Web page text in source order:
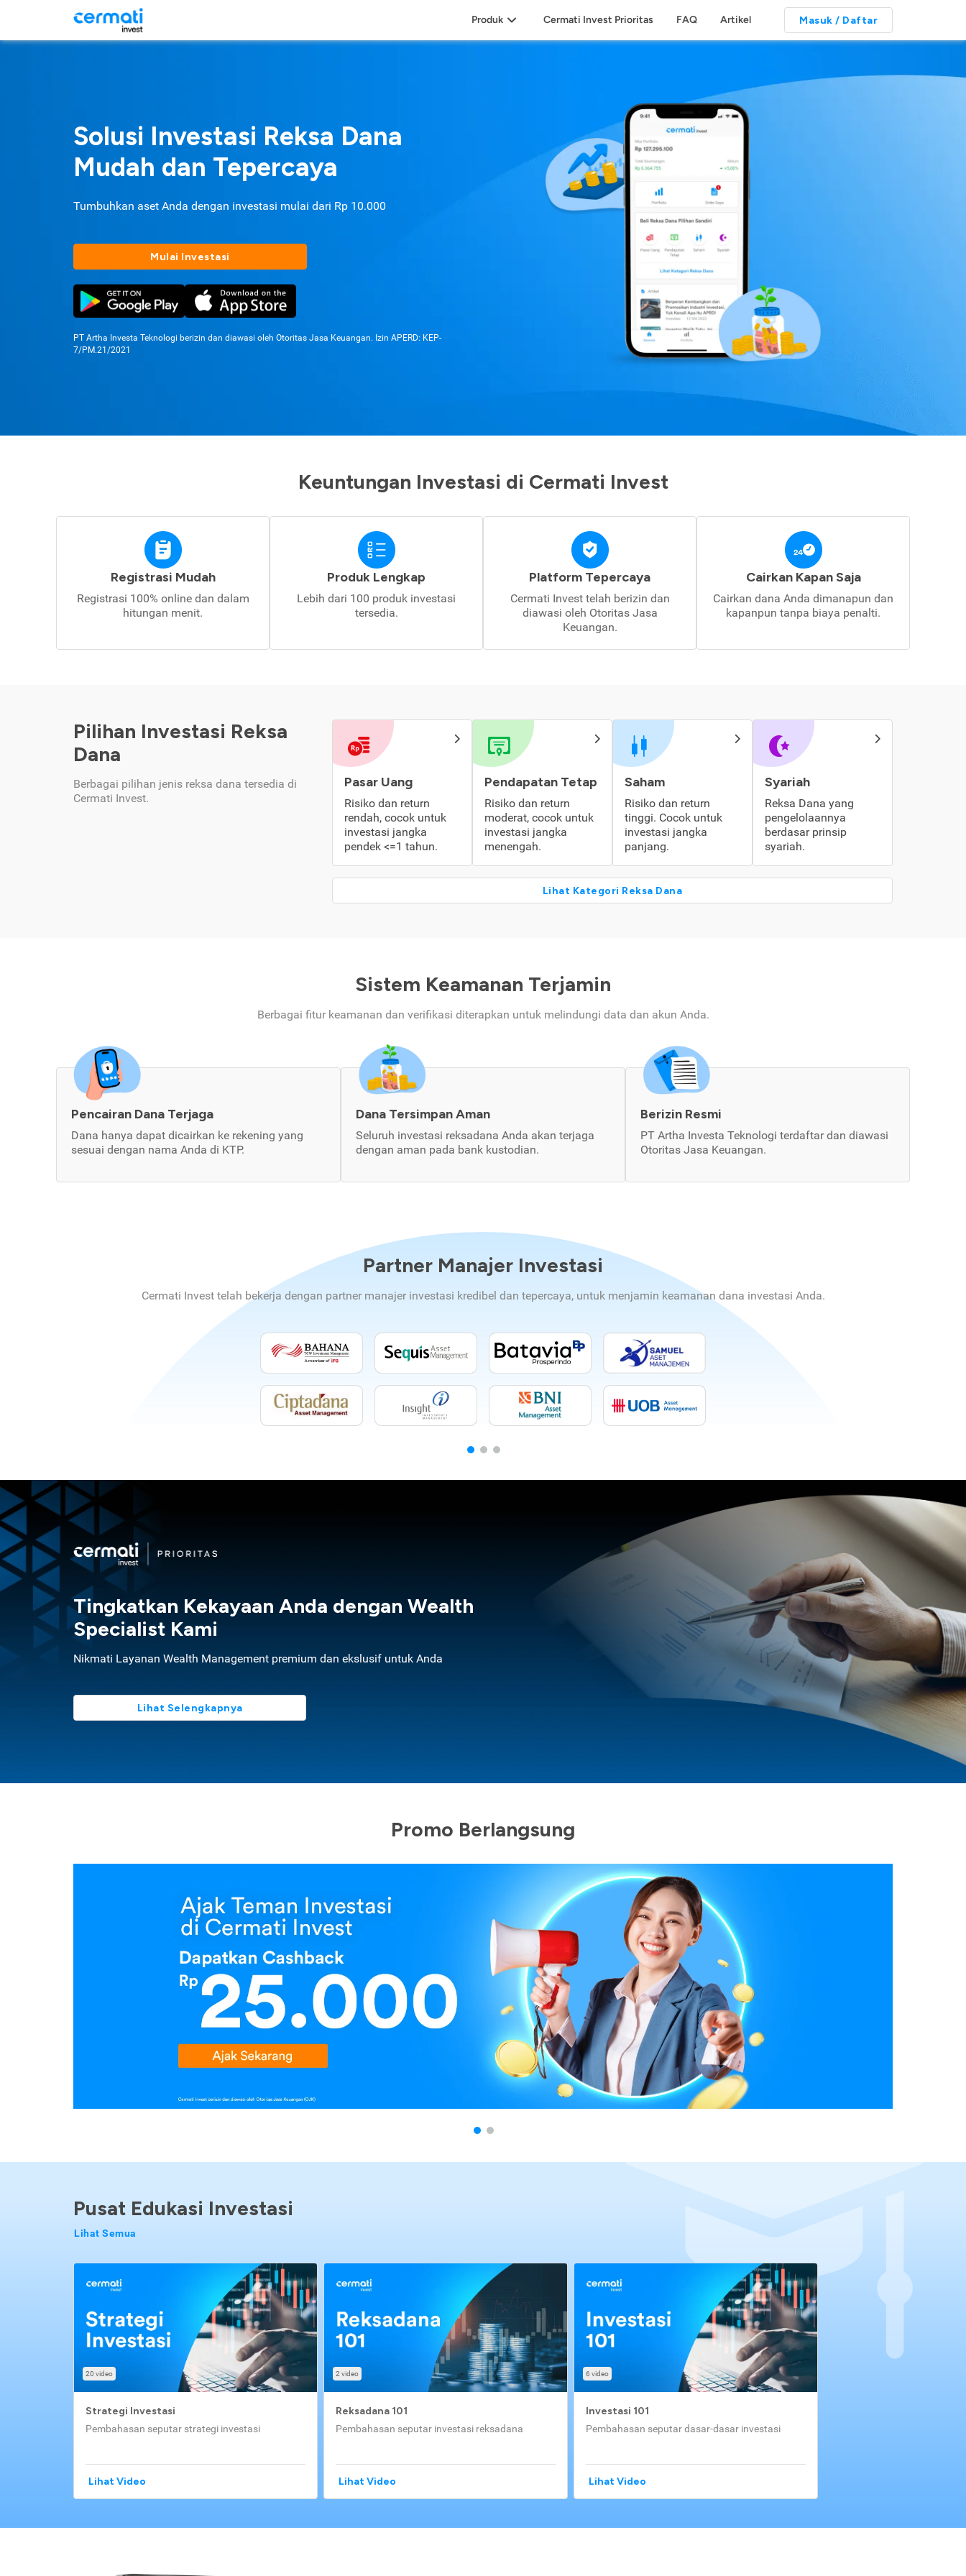
Produk Cermati Invest Prioritas FAQ Artikel Masuk / Daftar
Solusi Investasi Reksa Dana
Mudah dan Tepercaya
Tumbuhkan aset Anda dengan investasi mulai dari Rp 10.000
Mulai Investasi
PT Artha Investa Teknologi berizin dan diawasi oleh Otoritas Jasa Keuangan. Izin APERD: KEP-
7/PM.21/2021
Keuntungan Investasi di Cermati Invest
Registrasi Mudah
Registrasi 100% online dan dalam
hitungan menit.
Produk Lengkap
Lebih dari 100 produk investasi
tersedia.
Platform Tepercaya
Cermati Invest telah berizin dan
diawasi oleh Otoritas Jasa
Keuangan.
Cairkan Kapan Saja
Cairkan dana Anda dimanapun dan
kapanpun tanpa biaya penalti.
Pilihan Investasi Reksa
Dana
Berbagai pilihan jenis reksa dana tersedia di
Cermati Invest.
Pasar Uang
Risiko dan return
rendah, cocok untuk
investasi jangka
pendek <=1 tahun.
Pendapatan Tetap
Risiko dan return
moderat, cocok untuk
investasi jangka
menengah.
Saham
Risiko dan return
tinggi. Cocok untuk
investasi jangka
panjang.
Syariah
Reksa Dana yang
pengelolaannya
berdasar prinsip
syariah.
Lihat Kategori Reksa Dana
Sistem Keamanan Terjamin
Berbagai fitur keamanan dan verifikasi diterapkan untuk melindungi data dan akun Anda.
Pencairan Dana Terjaga
Dana hanya dapat dicairkan ke rekening yang
sesuai dengan nama Anda di KTP.
Dana Tersimpan Aman
Seluruh investasi reksadana Anda akan terjaga
dengan aman pada bank kustodian.
Berizin Resmi
PT Artha Investa Teknologi terdaftar dan diawasi
Otoritas Jasa Keuangan.
Partner Manajer Investasi
Cermati Invest telah bekerja dengan partner manajer investasi kredibel dan tepercaya, untuk menjamin keamanan dana investasi Anda.
Tingkatkan Kekayaan Anda dengan Wealth
Specialist Kami
Nikmati Layanan Wealth Management premium dan ekslusif untuk Anda
Lihat Selengkapnya
Promo Berlangsung
Pusat Edukasi Investasi
Lihat Semua
20 video
Strategi Investasi
Pembahasan seputar strategi investasi
Lihat Video
2 video
Reksadana 101
Pembahasan seputar investasi reksadana
Lihat Video
6 video
Investasi 101
Pembahasan seputar dasar-dasar investasi
Lihat Video